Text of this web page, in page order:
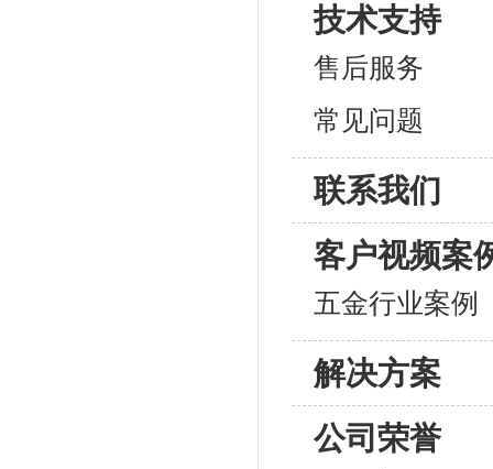
技术支持
售后服务
常见问题
联系我们
客户视频案
五金行业案例
解决方案
公司荣誉